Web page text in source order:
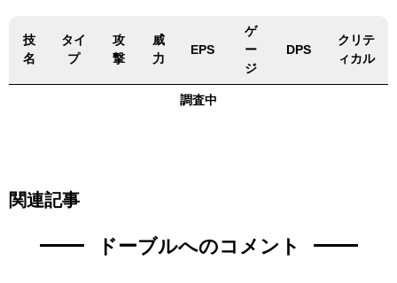
技
名
タイ
プ
攻
撃
威
力
EPS
ゲ
ー
ジ
DPS
クリテ
ィカル
調査中
関連記事
ドーブルへのコメント